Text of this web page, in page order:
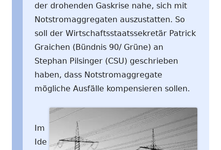
der drohenden Gaskrise nahe, sich mit
Notstromaggregaten auszustatten. So
soll der Wirtschaftsstaatssekretär Patrick
Graichen (Bündnis 90/ Grüne) an
Stephan Pilsinger (CSU) geschrieben
haben, dass Notstromaggregate
mögliche Ausfälle kompensieren sollen.
Im
Ide